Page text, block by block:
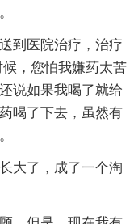
到医院治疗，治疗
，您怕我嫌药太苦
说如果我喝了就给
喝了下去，虽然有
大了，成了一个淘